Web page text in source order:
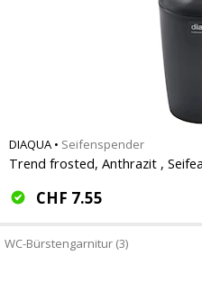
DIAQUA • Seifenspender
Trend frosted, Anthrazit ,
CHF 7.55
WC-Bürstengarnitur (3)